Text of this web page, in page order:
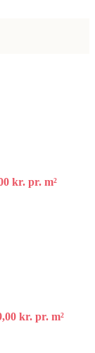
kr. pr. m²
kr. pr. m²